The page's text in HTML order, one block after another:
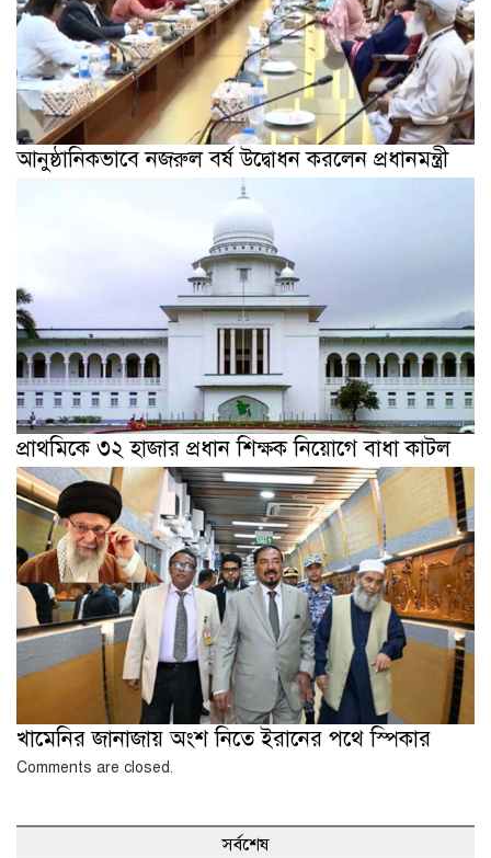
আনুষ্ঠানিকভাবে নজরুল বর্ষ উদ্বোধন করলেন প্রধানমন্ত্রী
প্রাথমিকে ৩২ হাজার প্রধান শিক্ষক নিয়োগে বাধা কাটল
খামেনির জানাজায় অংশ নিতে ইরানের পথে স্পিকার
Comments are closed.
সর্বশেষ